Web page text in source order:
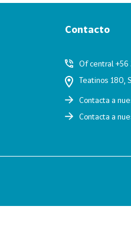
Contacto
Of central
Teatinos 180,
Contacta a
Contacta a